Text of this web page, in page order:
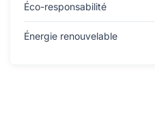
Éco-responsabilité
Énergie renouvelable